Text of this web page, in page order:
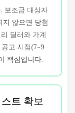
보조금 대상자
지 않으면 당첨
딜러와 가계
고 시점(7~9
핵심입니다.
트 확보